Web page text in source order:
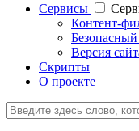
Cервисы
Контент-
Версия
Скрипты
О проекте